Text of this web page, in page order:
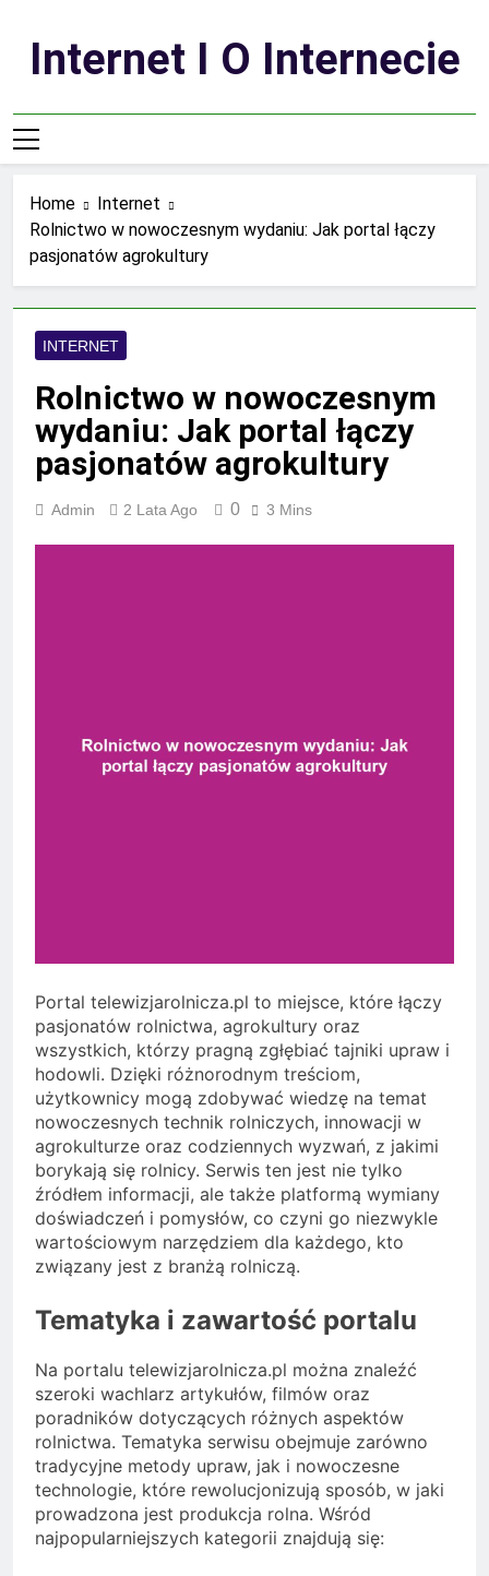
contentInternet I O Internecie
Home
Internet
Rolnictwo w nowoczesnym wydaniu: Jak portal łączy
pasjonatów agrokultury
INTERNET
Rolnictwo w nowoczesnym
wydaniu: Jak portal łączy
pasjonatów agrokultury
Admin 2 Lata Ago 0 3 Mins
Portal telewizjarolnicza.pl to miejsce, które łączy
pasjonatów rolnictwa, agrokultury oraz
wszystkich, którzy pragną zgłębiać tajniki upraw i
hodowli. Dzięki różnorodnym treściom,
użytkownicy mogą zdobywać wiedzę na temat
nowoczesnych technik rolniczych, innowacji w
agrokulturze oraz codziennych wyzwań, z jakimi
borykają się rolnicy. Serwis ten jest nie tylko
źródłem informacji, ale także platformą wymiany
doświadczeń i pomysłów, co czyni go niezwykle
wartościowym narzędziem dla każdego, kto
związany jest z branżą rolniczą.
Tematyka i zawartość portalu
Na portalu telewizjarolnicza.pl można znaleźć
szeroki wachlarz artykułów, filmów oraz
poradników dotyczących różnych aspektów
rolnictwa. Tematyka serwisu obejmuje zarówno
tradycyjne metody upraw, jak i nowoczesne
technologie, które rewolucjonizują sposób, w jaki
prowadzona jest produkcja rolna. Wśród
najpopularniejszych kategorii znajdują się: